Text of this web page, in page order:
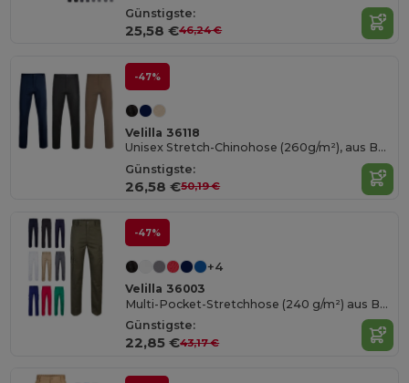
Günstigste:
25,58 €46,24 €
-47%
Velilla 36118
Unisex Stretch-Chinohose (260g/m²), aus Baumwolle (98%) und Elastan (2%)
Günstigste:
26,58 €50,19 €
-47%
+4
Velilla 36003
Multi-Pocket-Stretchhose (240 g/m²) aus Baumwolle (46 %), EME (38 %) und Polyester (16 %)
Günstigste:
22,85 €43,17 €